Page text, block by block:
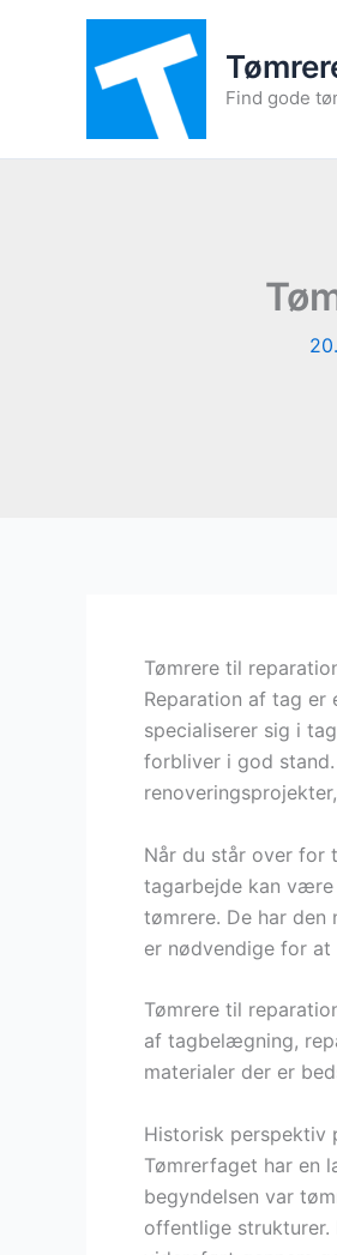
Find gode
Tømrere til
Reparation af tag
specialiserer sig i
forbliver i god
Når du står over for
tagarbejde kan
tømrere. De har den
er nødvendige for
Tømrere til
af tagbelægning,
materialer der er
Historisk perspektiv
Tømrerfaget har en
begyndelsen var
offentlige strukturer.